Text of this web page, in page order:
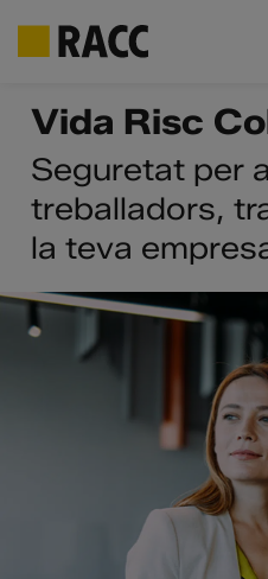
content
Vida Risc
Seguretat per
treballadors,
la teva